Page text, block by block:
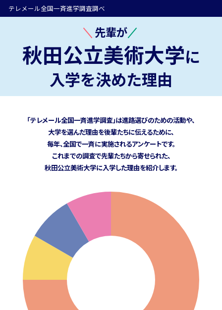
テレメール全国一斉進学調査調べ
先輩が
秋田公立美術大学に
入学を決めた理由
「テレメール全国一斉進学調査」は進路選びのための活動や、
大学を選んだ理由を後輩たちに伝えるために、
毎年、全国で一斉に実施されるアンケートです。
これまでの調査で先輩たちから寄せられた、
秋田公立美術大学に入学した理由を紹介します。